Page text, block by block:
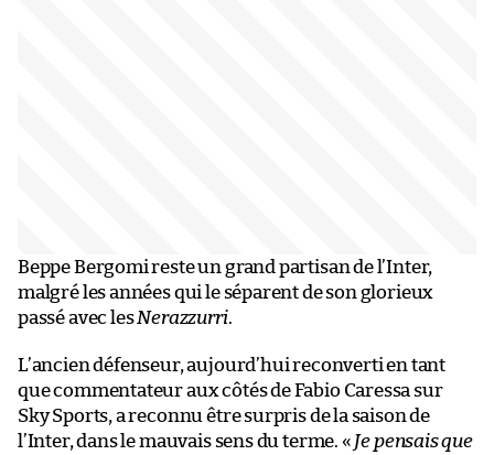
Beppe Bergomi reste un grand partisan de l’Inter,
malgré les années qui le séparent de son glorieux
passé avec lesNerazzurri.
L’ancien défenseur, aujourd’hui reconverti en tant
que commentateur aux côtés de Fabio Caressa sur
Sky Sports, a reconnu être surpris de la saison de
l’Inter, dans le mauvais sens du terme. « Je pensais que